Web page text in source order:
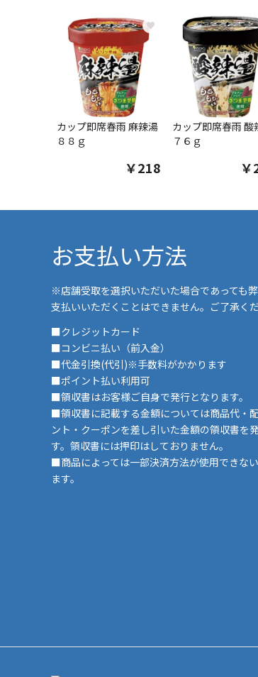
♥
カップ即席春雨 麻辣湯
８８ｇ
￥218
カップ即席春雨 酸
７６ｇ
お支払い方法
※店舗受取を選択いただいた場合であっても
支払いいただくことはできません。ご了承くだ
■クレジットカード
■コンビニ払い（前入金）
■代金引換(代引)※手数料がかかります
■ポイント払い利用可
■領収書はお客様ご自身で発行となります。
■領収書に記載する金額については商品代・
ント・クーポンを差し引いた金額の領収書を
す。領収書には押印はしておりません。
■商品によっては一部決済方法が使用できな
ます。